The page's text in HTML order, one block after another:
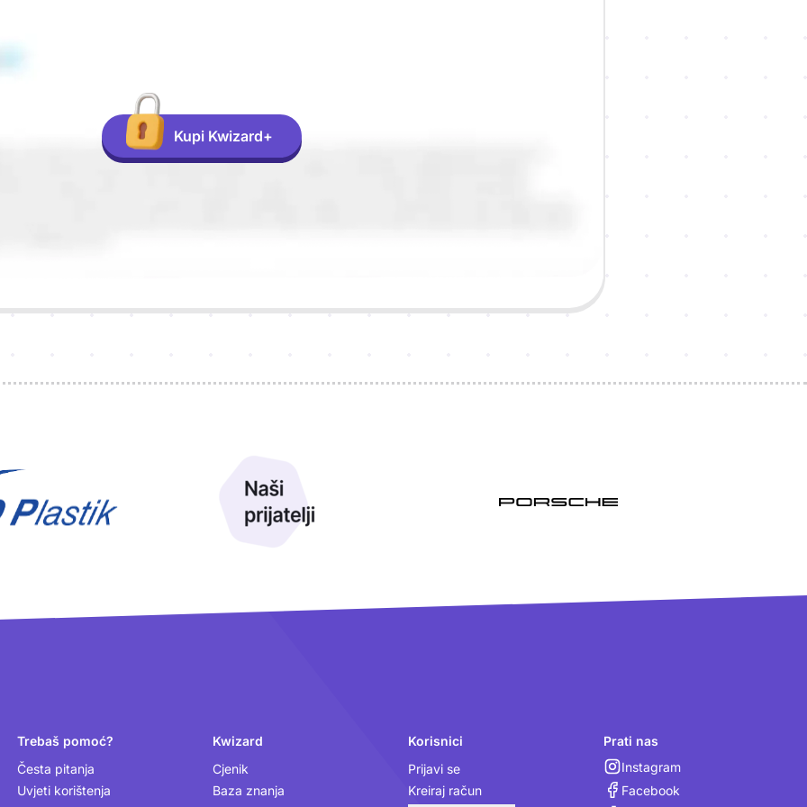
Kupi Kwizard+
Trebaš pomoć?
Česta pitanja
Uvjeti korištenja
Kwizard
Cjenik
Baza znanja
Korisnici
Prijavi se
Kreiraj račun
Prati nas
Instagram
Facebook